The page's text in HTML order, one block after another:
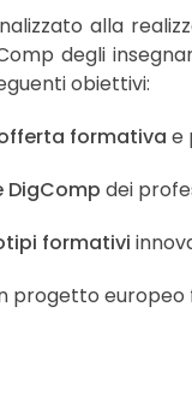
alla
degli
obiettivi:
formativa e
DigComp dei
formativi
progetto europeo